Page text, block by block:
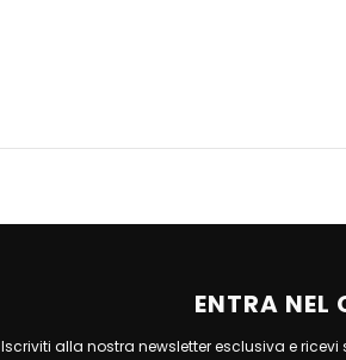
ENTRA NEL
Iscriviti alla nostra newsletter esclusiva e ricevi